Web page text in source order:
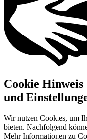
Cookie Hinweis
und
Wir nutzen Cookies, um
bieten. Nachfolgend
Mehr Infor­mationen zu